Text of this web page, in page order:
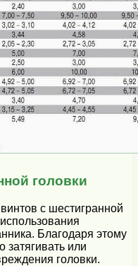
головки
с шестигранной
Благодаря этому
затягивать или
головки.